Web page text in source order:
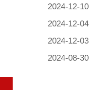
2024-12-10
2024-12-04
2024-12-03
2024-08-30